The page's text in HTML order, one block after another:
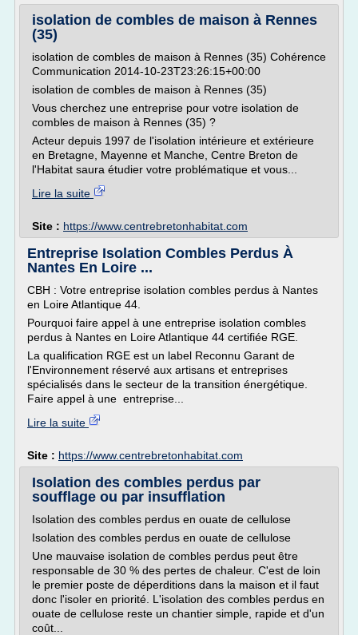
isolation de combles de maison à Rennes
(35)
isolation de combles de maison à Rennes (35) Cohérence
Communication 2014-10-23T23:26:15+00:00
isolation de combles de maison à Rennes (35)
Vous cherchez une entreprise pour votre isolation de
combles de maison à Rennes (35) ?
Acteur depuis 1997 de l'isolation intérieure et extérieure
en Bretagne, Mayenne et Manche, Centre Breton de
l'Habitat saura étudier votre problématique et vous...
Lire la suite
Site : https://www.centrebretonhabitat.com
Entreprise Isolation Combles Perdus À
Nantes En Loire ...
CBH : Votre entreprise isolation combles perdus à Nantes
en Loire Atlantique 44.
Pourquoi faire appel à une entreprise isolation combles
perdus à Nantes en Loire Atlantique 44 certifiée RGE.
La qualification RGE est un label Reconnu Garant de
l'Environnement réservé aux artisans et entreprises
spécialisés dans le secteur de la transition énergétique.
Faire appel à une entreprise...
Lire la suite
Site : https://www.centrebretonhabitat.com
Isolation des combles perdus par
soufflage ou par insufflation
Isolation des combles perdus en ouate de cellulose
Isolation des combles perdus en ouate de cellulose
Une mauvaise isolation de combles perdus peut être
responsable de 30 % des pertes de chaleur. C'est de loin
le premier poste de déperditions dans la maison et il faut
donc l'isoler en priorité. L'isolation des combles perdus en
ouate de cellulose reste un chantier simple, rapide et d'un
coût...